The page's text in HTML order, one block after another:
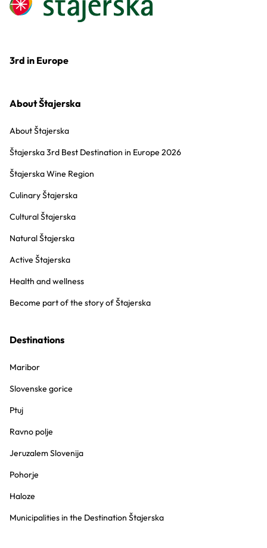
3rd in Europe
About Štajerska
About Štajerska
Štajerska 3rd Best Destination in Europe 2026
Štajerska Wine Region
Culinary Štajerska
Cultural Štajerska
Natural Štajerska
Active Štajerska
Health and wellness
Become part of the story of Štajerska
Destinations
Maribor
Slovenske gorice
Ptuj
Ravno polje
Jeruzalem Slovenija
Pohorje
Haloze
Municipalities in the Destination Štajerska